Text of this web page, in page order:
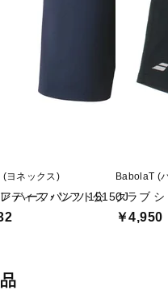
ディス・ソフト公
(ヨネックス)
ハーフパンツ 15150J
BabolaT (
クラブ
￥4,950